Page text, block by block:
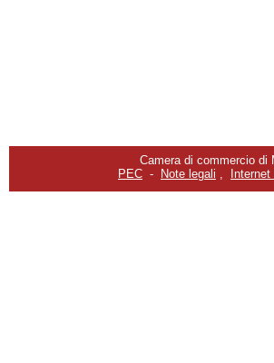
Camera di commercio di
PEC - Note legali ,